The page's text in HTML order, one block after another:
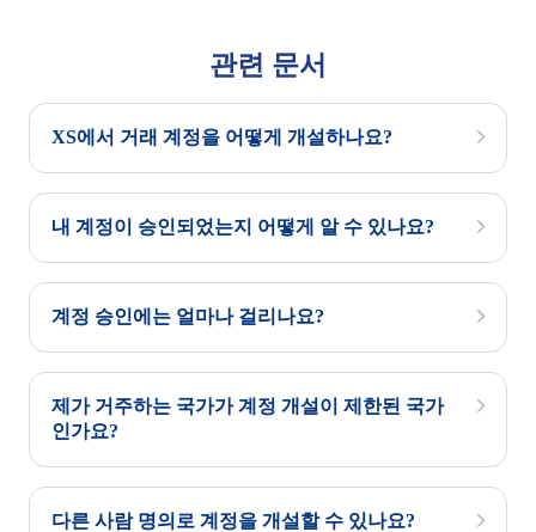
관련 문서
XS에서 거래 계정을 어떻게 개설하나요?
내 계정이 승인되었는지 어떻게 알 수 있나요?
계정 승인에는 얼마나 걸리나요?
제가 거주하는 국가가 계정 개설이 제한된 국가
인가요?
다른 사람 명의로 계정을 개설할 수 있나요?